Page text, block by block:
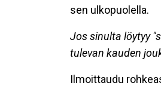
sen ulkopuolella.
Jos sinulta löytyy
tulevan kauden
Ilmoittaudu